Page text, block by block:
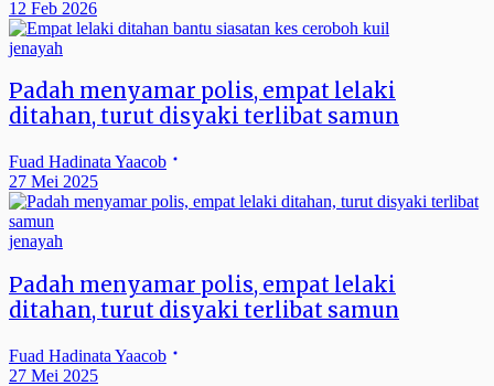
12 Feb 2026
jenayah
Padah menyamar polis, empat lelaki
ditahan, turut disyaki terlibat samun
Fuad Hadinata Yaacob
27 Mei 2025
jenayah
Padah menyamar polis, empat lelaki
ditahan, turut disyaki terlibat samun
Fuad Hadinata Yaacob
27 Mei 2025